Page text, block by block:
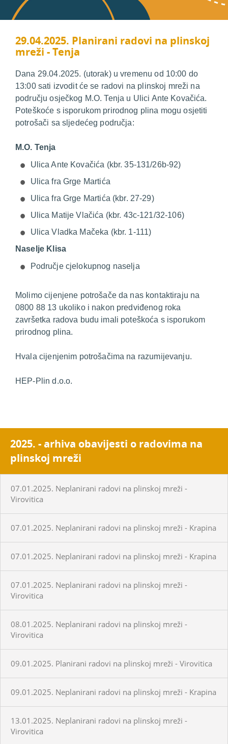
29.04.2025. Planirani radovi na plinskoj
mreži - Tenja
Dana 29.04.2025. (utorak) u vremenu od 10:00 do
13:00 sati izvodit će se radovi na plinskoj mreži na
području osječkog M.O. Tenja u Ulici Ante Kovačića.
Poteškoće s isporukom prirodnog plina mogu osjetiti
potrošači sa sljedećeg područja:
M.O. Tenja
Ulica Ante Kovačića (kbr. 35-131/26b-92)
Ulica fra Grge Martića
Ulica fra Grge Martića (kbr. 27-29)
Ulica Matije Vlačića (kbr. 43c-121/32-106)
Ulica Vladka Mačeka (kbr. 1-111)
Naselje Klisa
Područje cjelokupnog naselja
Molimo cijenjene potrošače da nas kontaktiraju na
0800 88 13 ukoliko i nakon predviđenog roka
završetka radova budu imali poteškoća s isporukom
prirodnog plina.
Hvala cijenjenim potrošačima na razumijevanju.
HEP-Plin d.o.o.
2025. - arhiva obavijesti o radovima na
plinskoj mreži
07.01.2025. Neplanirani radovi na plinskoj mreži -
Virovitica
07.01.2025. Neplanirani radovi na plinskoj mreži - Krapina
07.01.2025. Neplanirani radovi na plinskoj mreži - Krapina
07.01.2025. Neplanirani radovi na plinskoj mreži -
Virovitica
08.01.2025. Neplanirani radovi na plinskoj mreži -
Virovitica
09.01.2025. Planirani radovi na plinskoj mreži - Virovitica
09.01.2025. Neplanirani radovi na plinskoj mreži - Krapina
13.01.2025. Neplanirani radovi na plinskoj mreži -
Virovitica